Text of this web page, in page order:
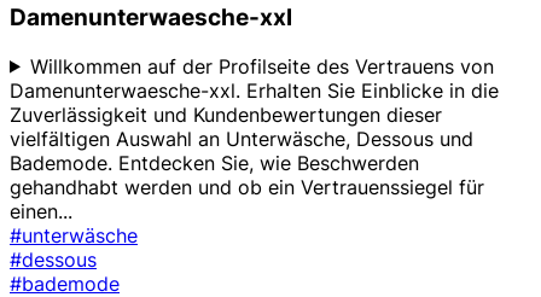
Damenunterwaesche-xxl
Willkommen auf der Profilseite des Vertrauens von
Damenunterwaesche-xxl. Erhalten Sie Einblicke in die
Zuverlässigkeit und Kundenbewertungen dieser
vielfältigen Auswahl an Unterwäsche, Dessous und
Bademode. Entdecken Sie, wie Beschwerden
gehandhabt werden und ob ein Vertrauenssiegel für
einen...
#unterwäsche
#dessous
#bademode